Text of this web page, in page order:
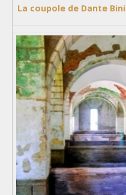
La coupole de Dante Bini